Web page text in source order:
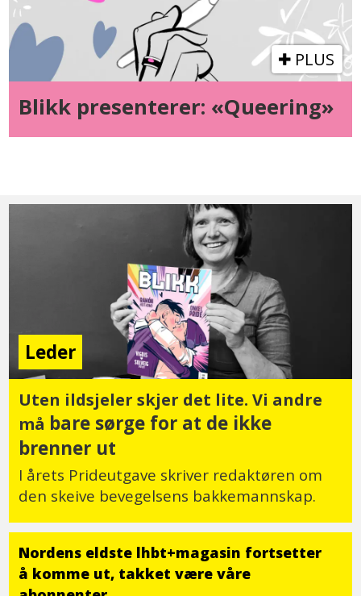
PLUS
Blikk presenterer: «Queering»
Leder
Uten ildsjeler skjer det lite. Vi andre
må bare sørge for at de ikke
brenner ut
I årets Prideutgave skriver redaktøren om
den skeive bevegelsens bakkemannskap.
Nordens eldste lhbt+magasin fortsetter
å komme ut, takket være våre